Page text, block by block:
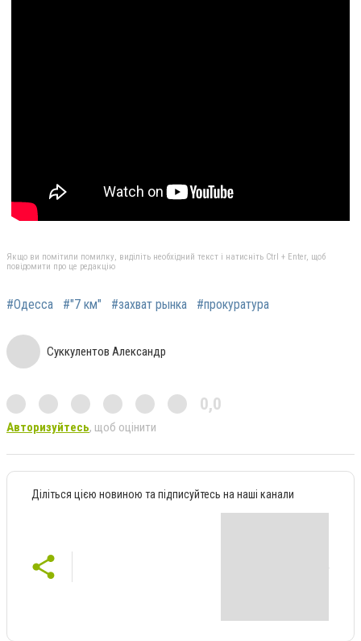
Якщо ви помітили помилку, виділіть необхідний текст і натисніть Ctrl + Enter, щоб
повідомити про це редакцію
#Одесса #"7 км" #захват рынка #прокуратура
Суккулентов Александр
0,0
Авторизуйтесь, щоб оцінити
Діліться цією новиною та підписуйтесь на наші канали